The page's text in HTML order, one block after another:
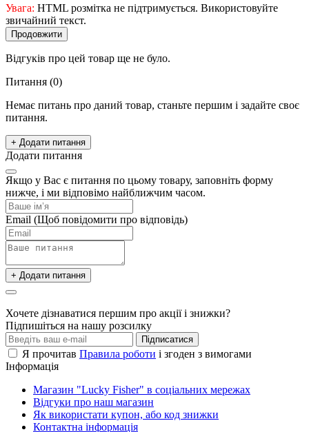
Увага: HTML розмітка не підтримується. Використовуйте
звичайний текст.
Продовжити
Відгуків про цей товар ще не було.
Питання (0)
Немає питань про даний товар, станьте першим і задайте своє
питання.
+ Додати питання
Додати питання
Якщо у Вас є питання по цьому товару, заповніть форму
нижче, і ми відповімо найближчим часом.
Email (Щоб повідомити про відповідь)
+ Додати питання
Хочете дізнаватися першим про акції і знижки?
Підпишіться на нашу розсилку
Підписатися
Я прочитав Правила роботи і згоден з вимогами
Інформація
Магазин "Lucky Fisher" в соціальних мережах
Відгуки про наш магазин
Як використати купон, або код знижки
Контактна інформація